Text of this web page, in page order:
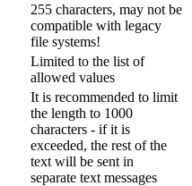
255 characters, may not be
compatible with legacy
file systems!
Limited to the list of
allowed values
It is recommended to limit
the length to 1000
characters - if it is
exceeded, the rest of the
text will be sent in
separate text messages